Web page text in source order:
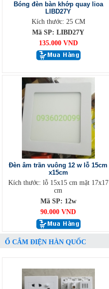
Bóng đèn bàn khớp quay lioa
LIBD27Y
Kích thước: 25 CM
Mã SP: LIBD27Y
135.000 VND
Đèn âm trần vuông 12 w lỗ 15cm
x15cm
Kích thước: lỗ 15x15 cm mặt 17x17
cm
Mã SP: 12w
90.000 VND
Ổ CẮM ĐIỆN HÀN QUỐC